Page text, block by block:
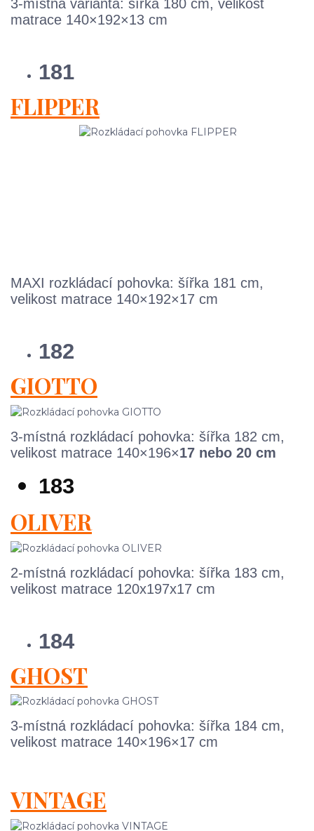
3-místná varianta: šířka 180 cm, velikost
matrace 140×192×13 cm
181
FLIPPER
MAXI rozkládací pohovka: šířka 181 cm,
velikost matrace 140×192×17 cm
182
GIOTTO
3-místná rozkládací pohovka: šířka 182 cm,
velikost matrace 140×196×17 nebo 20 cm
183
OLIVER
2-místná rozkládací pohovka: šířka 183 cm,
velikost matrace 120x197x17 cm
184
GHOST
3-místná rozkládací pohovka: šířka 184 cm,
velikost matrace 140×196×17 cm
VINTAGE